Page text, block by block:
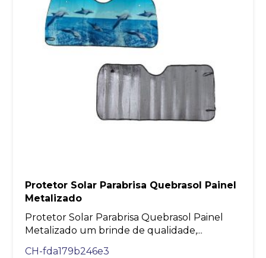
Protetor Solar Parabrisa Quebrasol Painel
Metalizado
Protetor Solar Parabrisa Quebrasol Painel
Metalizado um brinde de qualidade,...
CH-fda179b246e3